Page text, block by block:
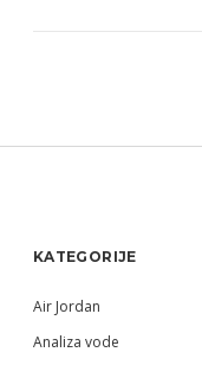
KATEGORIJE
Air Jordan
Analiza vode